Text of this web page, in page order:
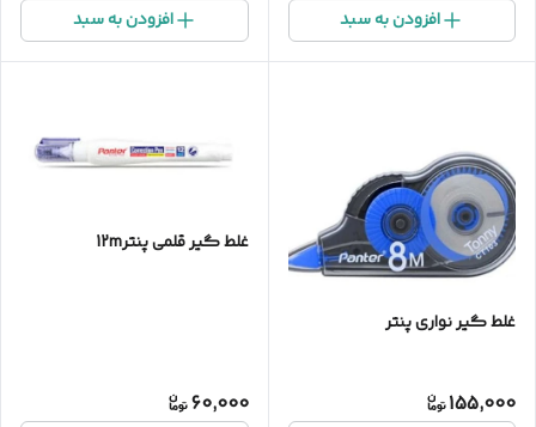
افزودن به سبد افزودن به سبد
غلط گیر نواری پنتر
155,000
غلط گیر قلمی پنتر12m
60,000